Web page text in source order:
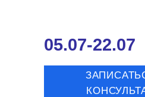
05.07-22.07